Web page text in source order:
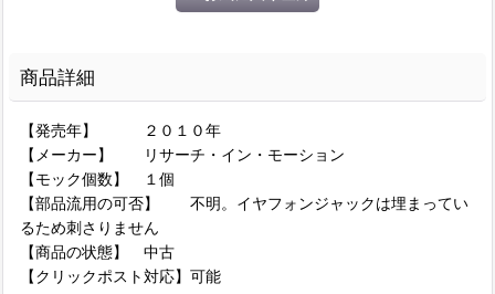
商品詳細
【発売年】 ２０１０年
【メーカー】 リサーチ・イン・モーション
【モック個数】 １個
【部品流用の可否】 不明。イヤフォンジャックは埋まってい
るため刺さりません
【商品の状態】 中古
【クリックポスト対応】可能